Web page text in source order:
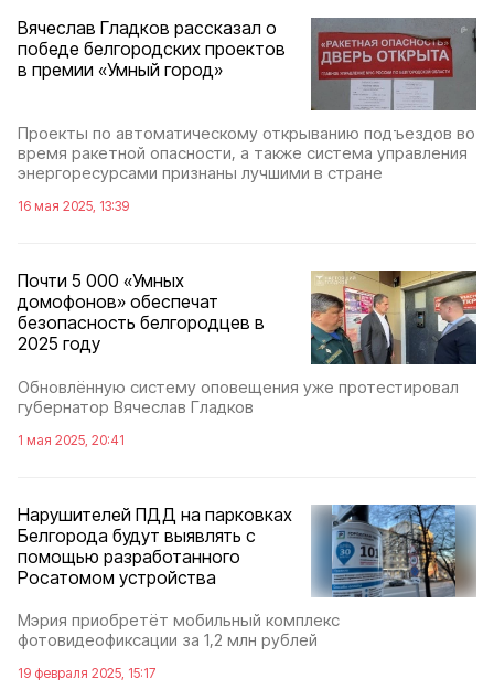
Вячеслав Гладков рассказал о
победе белгородских проектов
в премии «Умный город»
Проекты по автоматическому открыванию подъездов во
время ракетной опасности, а также система управления
энергоресурсами признаны лучшими в стране
16 мая 2025, 13:39
Почти 5 000 «Умных
домофонов» обеспечат
безопасность белгородцев в
2025 году
Обновлённую систему оповещения уже протестировал
губернатор Вячеслав Гладков
1 мая 2025, 20:41
Нарушителей ПДД на парковках
Белгорода будут выявлять с
помощью разработанного
Росатомом устройства
Мэрия приобретёт мобильный комплекс
фотовидеофиксации за 1,2 млн рублей
19 февраля 2025, 15:17